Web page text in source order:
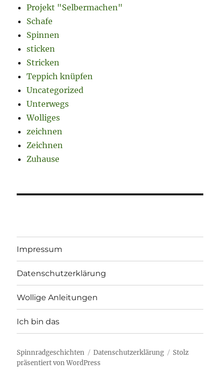
Projekt "Selbermachen"
Schafe
Spinnen
sticken
Stricken
Teppich knüpfen
Uncategorized
Unterwegs
Wolliges
zeichnen
Zeichnen
Zuhause
Impressum
Datenschutzerklärung
Wollige Anleitungen
Ich bin das
Spinnradgeschichten Datenschutzerklärung
Stolz
präsentiert von WordPress